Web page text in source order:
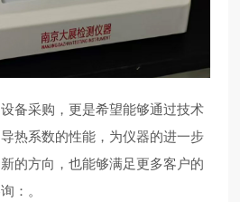
采购，更是希望能够通过技术
热系数的性能，为仪器的进一步
的方向，也能够满足更多客户的
： 。